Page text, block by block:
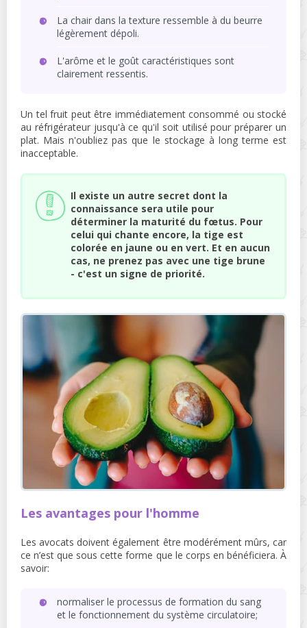
La chair dans la texture ressemble à du beurre
légèrement dépoli.
L'arôme et le goût caractéristiques sont
clairement ressentis.
Un tel fruit peut être immédiatement consommé ou stocké
au réfrigérateur jusqu'à ce qu'il soit utilisé pour préparer un
plat. Mais n'oubliez pas que le stockage à long terme est
inacceptable.
Il existe un autre secret dont la
connaissance sera utile pour
déterminer la maturité du fœtus. Pour
celui qui chante encore, la tige est
colorée en jaune ou en vert. Et en aucun
cas, ne prenez pas avec une tige brune
- c'est un signe de priorité.
Les avantages pour l'homme
Les avocats doivent également être modérément mûrs, car
ce n’est que sous cette forme que le corps en bénéficiera. À
savoir:
normaliser le processus de formation du sang
et le fonctionnement du système circulatoire;